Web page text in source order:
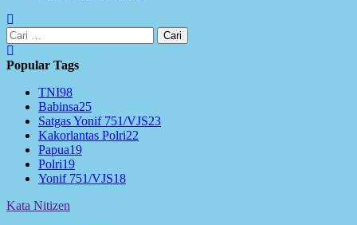
Cari
untuk:
Popular Tags
TNI98
Babinsa25
Satgas Yonif 751/VJS23
Kakorlantas Polri22
Papua19
Polri19
Yonif 751/VJS18
Kata Nitizen